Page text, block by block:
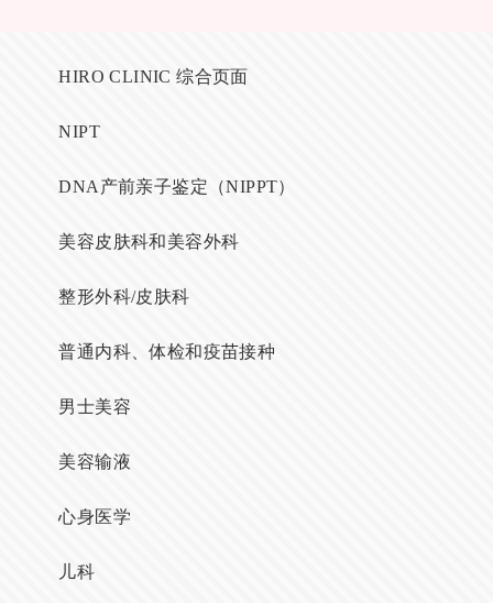
HIRO CLINIC 综合页面
NIPT
DNA产前亲子鉴定（NIPPT）
美容皮肤科和美容外科
整形外科/皮肤科
普通内科、体检和疫苗接种
男士美容
美容输液
心身医学
儿科